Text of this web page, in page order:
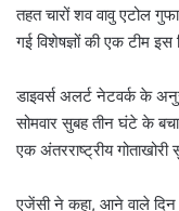
तहत चारों शव वावु एटोल
गई विशेषज्ञों की एक टीम
डाइवर्स अलर्ट नेटवर्क के
सोमवार सुबह तीन घंटे के
एक अंतरराष्ट्रीय गोताखोरी
एजेंसी ने कहा, आने वाले दिन